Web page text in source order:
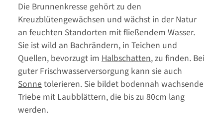
Die Brunnenkresse gehört zu den
Kreuzblütengewächsen und wächst in der Natur
an feuchten Standorten mit fließendem Wasser.
Sie ist wild an Bachrändern, in Teichen und
Quellen, bevorzugt im Halbschatten, zu finden. Bei
guter Frischwasserversorgung kann sie auch
Sonnetolerieren. Sie bildet bodennah wachsende
Triebe mit Laubblättern, die bis zu 80cm lang
werden.